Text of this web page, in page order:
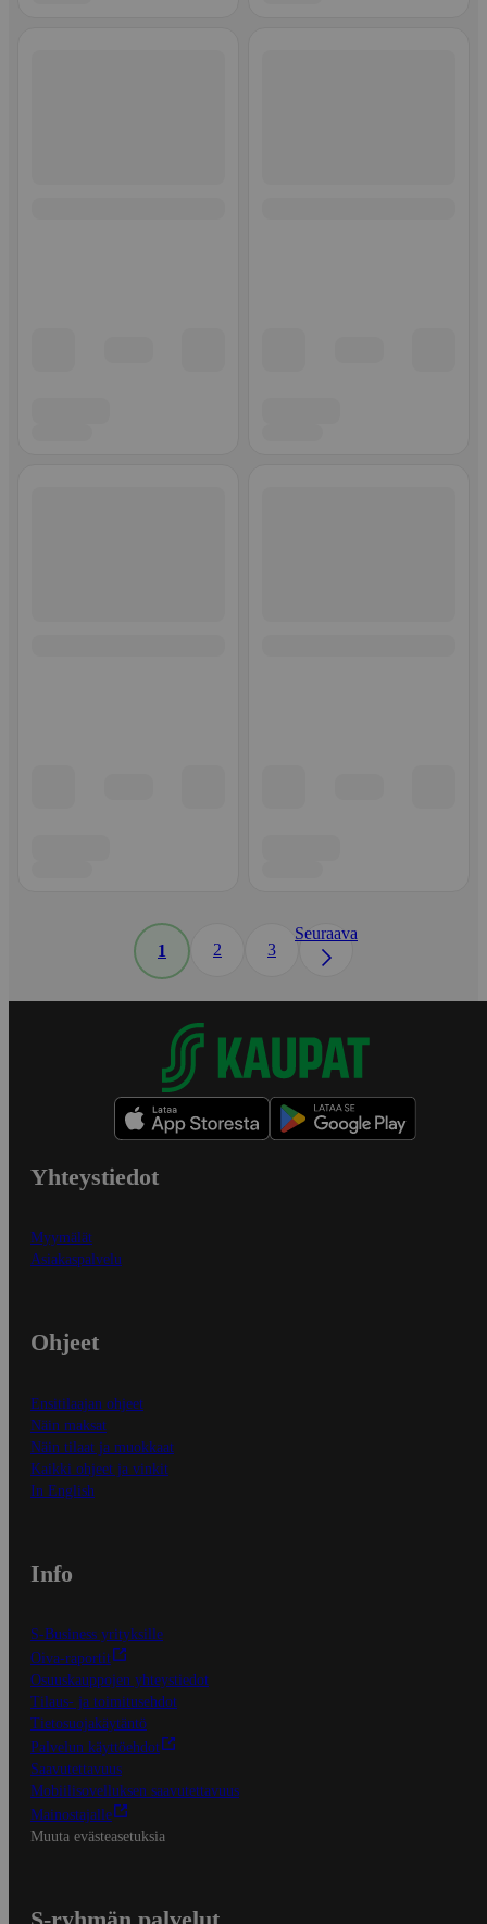
1 2 3
Seuraava
Yhteystiedot
Myymälät
Asiakaspalvelu
Ohjeet
Ensitilaajan ohjeet
Näin maksat
Näin tilaat ja muokkaat
Kaikki ohjeet ja vinkit
In English
Info
S-Business yrityksille
Oiva-raportit
Osuuskauppojen yhteystiedot
Tilaus- ja toimitusehdot
Tietosuojakäytäntö
Palvelun käyttöehdot
Saavutettavuus
Mobiilisovelluksen saavutettavuus
Mainostajalle
Muuta evästeasetuksia